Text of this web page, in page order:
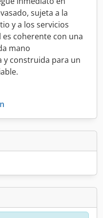
sujeta a la
y a los servicios
es coherente con una
mano
y construida para un